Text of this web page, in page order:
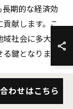
期的な経済効
献します。こ
社会に多大な
鍵となりま
図
わせはこちら